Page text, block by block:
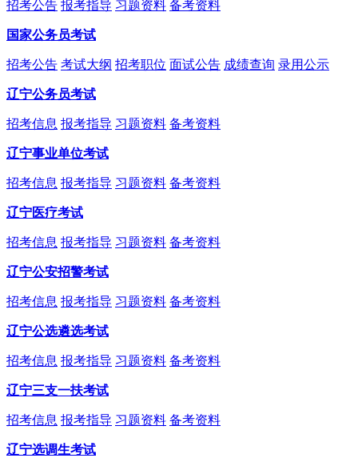
招考公告 报考指导 习题资料 备考资料
国家公务员考试
招考公告 考试大纲 招考职位 面试公告 成绩查询 录用公示
辽宁公务员考试
招考信息 报考指导 习题资料 备考资料
辽宁事业单位考试
招考信息 报考指导 习题资料 备考资料
辽宁医疗考试
招考信息 报考指导 习题资料 备考资料
辽宁公安招警考试
招考信息 报考指导 习题资料 备考资料
辽宁公选遴选考试
招考信息 报考指导 习题资料 备考资料
辽宁三支一扶考试
招考信息 报考指导 习题资料 备考资料
辽宁选调生考试